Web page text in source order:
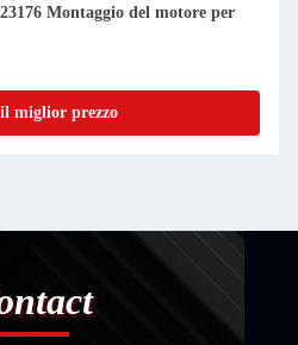
Montaggio del motore per
miglior prezzo